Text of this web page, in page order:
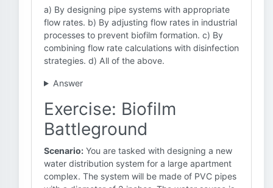
a) By designing pipe systems with appropriate
flow rates. b) By adjusting flow rates in industrial
processes to prevent biofilm formation. c) By
combining flow rate calculations with disinfection
strategies. d) All of the above.
Answer
Exercise: Biofilm
Battleground
Scenario: You are tasked with designing a new
water distribution system for a large apartment
complex. The system will be made of PVC pipes